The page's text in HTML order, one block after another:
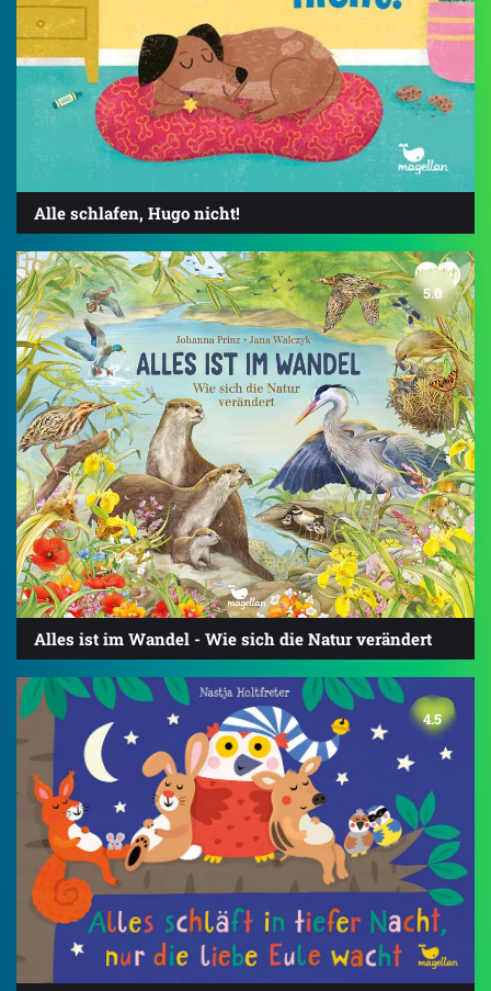
Alle schlafen, Hugo nicht!
5.0
Alles ist im Wandel - Wie sich die Natur verändert
4.5